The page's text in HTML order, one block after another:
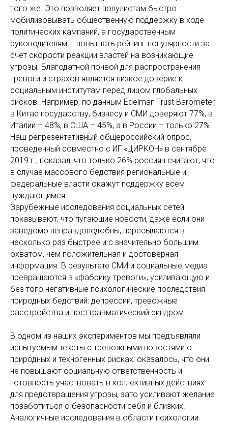
того же. Это позволяет популистам быстро
мобилизовывать общественную поддержку в ходе
политических кампаний, а государственным
руководителям – повышать рейтинг популярности за
счет скорости реакции властей на возникающие
угрозы. Благодатной почвой для распространения
тревоги и страхов является низкое доверие к
социальным институтам перед лицом глобальных
рисков. Например, по данным Edelman Trust Barometer,
в Китае государству, бизнесу и СМИ доверяют 77%, в
Италии – 48%, в США – 45%, а в России – только 27%.
Наш репрезентативный общероссийский опрос,
проведенный совместно с ИГ «ЦИРКОН» в сентябре
2019 г., показал, что только 26% россиян считают, что
в случае массового бедствия региональные и
федеральные власти окажут поддержку всем
нуждающимся.
Зарубежные исследования социальных сетей
показывают, что пугающие новости, даже если они
заведомо неправдоподобны, пересылаются в
несколько раз быстрее и с значительно большим
охватом, чем положительная и достоверная
информация. В результате СМИ и социальные медиа
превращаются в «фабрику тревоги», усиливающую и
без того негативные психологические последствия
природных бедствий: депрессии, тревожные
расстройства и посттравматический синдром.
В одном из наших экспериментов мы предъявляли
испытуемым тексты с тревожными новостями о
природных и техногенных рисках: оказалось, что они
не повышают социальную ответственность и
готовность участвовать в коллективных действиях
для предотвращения угрозы, зато усиливают желание
позаботиться о безопасности себя и близких.
Аналогичные исследования в области психологии